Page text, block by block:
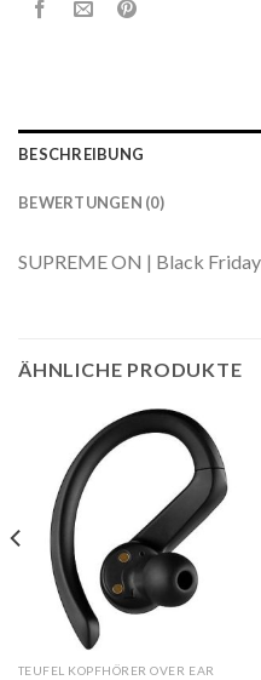
BESCHREIBUNG
BEWERTUNGEN (0)
SUPREME ON | Black
ÄHNLICHE PRODUKTE
TEUFEL KOPFHÖRER OVER EAR